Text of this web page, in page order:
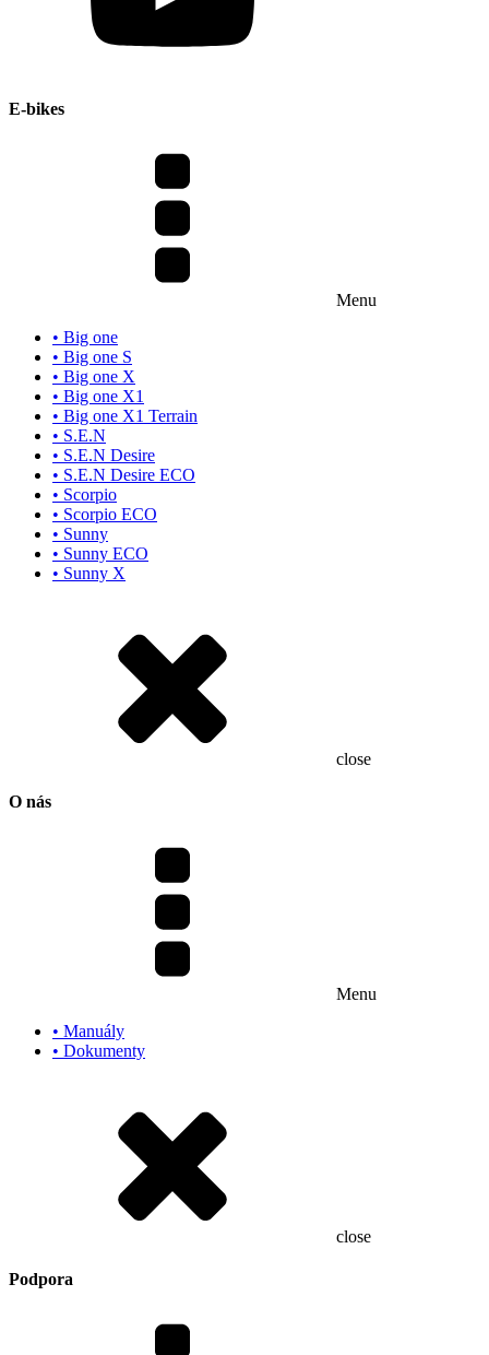
E-bikes
Menu
• Big one
• Big one S
• Big one X
• Big one X1
• Big one X1 Terrain
• S.E.N
• S.E.N Desire
• S.E.N Desire ECO
• Scorpio
• Scorpio ECO
• Sunny
• Sunny ECO
• Sunny X
close
O nás
Menu
• Manuály
• Dokumenty
close
Podpora